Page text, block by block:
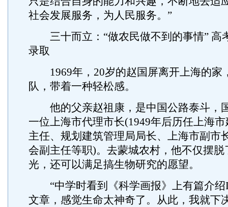
社会发展服务，为人民服务。”
三十而立：“做农民做不到的事情” 高
录取
1969年，20岁的赵国屏离开上海的家
队，带着一种轻松感。
他的父亲赵祖康，是中国公路泰斗，
一位上海市代理市长(1949年后历任上海
主任、规划建筑管理局局长、上海市副市
会副主任等职)。去蒙城农村，他不仅摆
光，还可以满足搞生物研究的愿望。
“中学时看到《科学画报》上有篇介绍
文章，感觉生命太神奇了。从此，我就下